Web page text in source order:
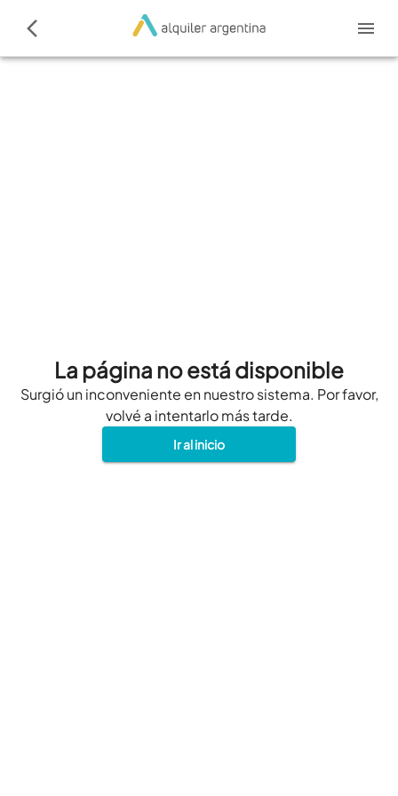
La página no está disponible
Surgió un inconveniente en nuestro sistema. Por favor,
volvé a intentarlo más tarde.
Ir al inicio